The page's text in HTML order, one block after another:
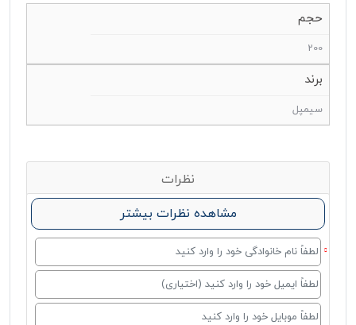
حجم
200
برند
سیمپل
نظرات
مشاهده نظرات بیشتر